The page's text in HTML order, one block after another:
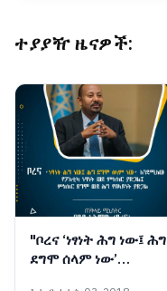
ተያያዥ ዜናዎች:
"ቦረና ‘ነፃነት ሕግ ነው፤ ሕግ
ደግሞ ሰላም ነው’